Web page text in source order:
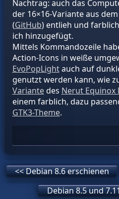
Nachtrag: auch das
der 16×16-Variante aus dem
(GitHub) entlieh und
ich hinzugefügt.
Mittels Kommandozeile
Action-Icons in weiße
EvoPopLightauch auf
genutzt werden kann, wie
Variantedes Nerut Equinox
einem farblich, dazu
GTK3-Theme.
<< Debian 8.6 erschienen
Debian 8.5 und